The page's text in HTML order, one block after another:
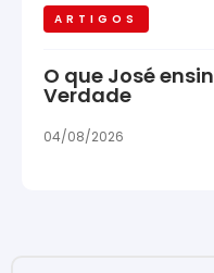
ARTIGOS
O que José
Verdade
04/08/2026